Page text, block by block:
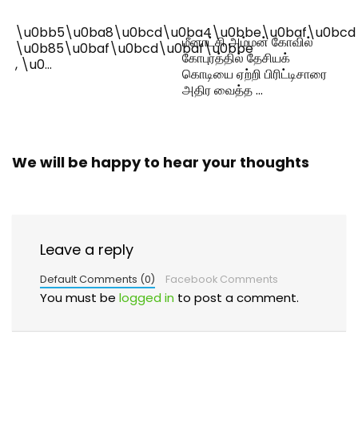
\u0bb5\u0ba8\u0bcd\u0ba4\u0bbe\u0baf\u0bcd
\u0b85\u0baf\u0bcd\u0baf\u0bbe
, \u0…
மீனாட்சி அம்மன் கோவில்
கோபுரத்தில் தேசியக்
கொடியை ஏற்றி பிரிட்டிசாரை
அதிர வைத்த …
We will be happy to hear your thoughts
Leave a reply
Default Comments (0) Facebook Comments
You must be logged in to post a comment.